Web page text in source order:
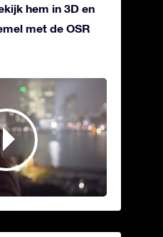
hem in 3D en
met de OSR